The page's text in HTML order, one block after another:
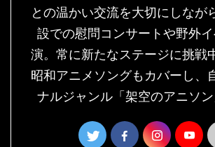
との温かい交流を大切にしなが
設での慰問コンサートや野外
演。常に新たなステージに挑戦
昭和アニメソングもカバーし、
ナルジャンル「架空のアニソン